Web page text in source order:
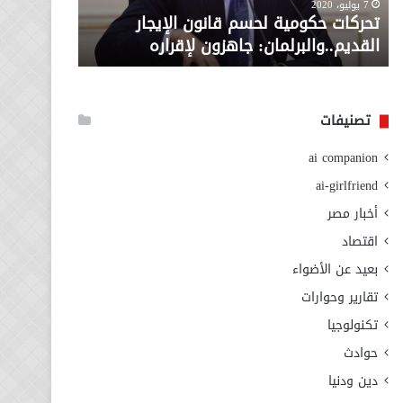
لإقراره
7 يوليو، 2020
تحركات حكومية لحسم قانون الإيجار
القديم..والبرلمان: جاهزون لإقراره
من
وزارة
الاجتماعي
تصنيفات
ai companion
ai-girlfriend
أخبار مصر
اقتصاد
بعيد عن الأضواء
تقارير وحوارات
تكنولوجيا
حوادث
دين ودنيا